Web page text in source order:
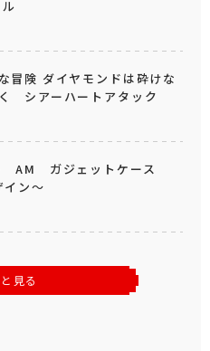
冒険 ダイヤモンドは砕けな
シアーハートアタック
AM ガジェットケース
ン～
見る